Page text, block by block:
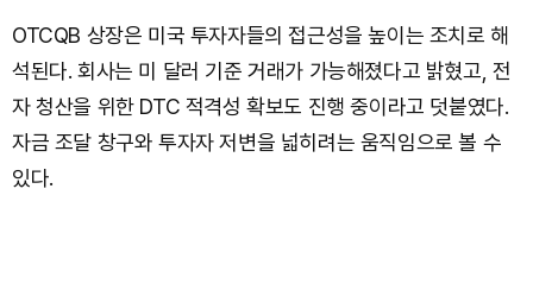
OTCQB 상장은 미국 투자자들의 접근성을 높이는 조치로 해
석된다. 회사는 미 달러 기준 거래가 가능해졌다고 밝혔고, 전
자 청산을 위한 DTC 적격성 확보도 진행 중이라고 덧붙였다.
자금 조달 창구와 투자자 저변을 넓히려는 움직임으로 볼 수
있다.